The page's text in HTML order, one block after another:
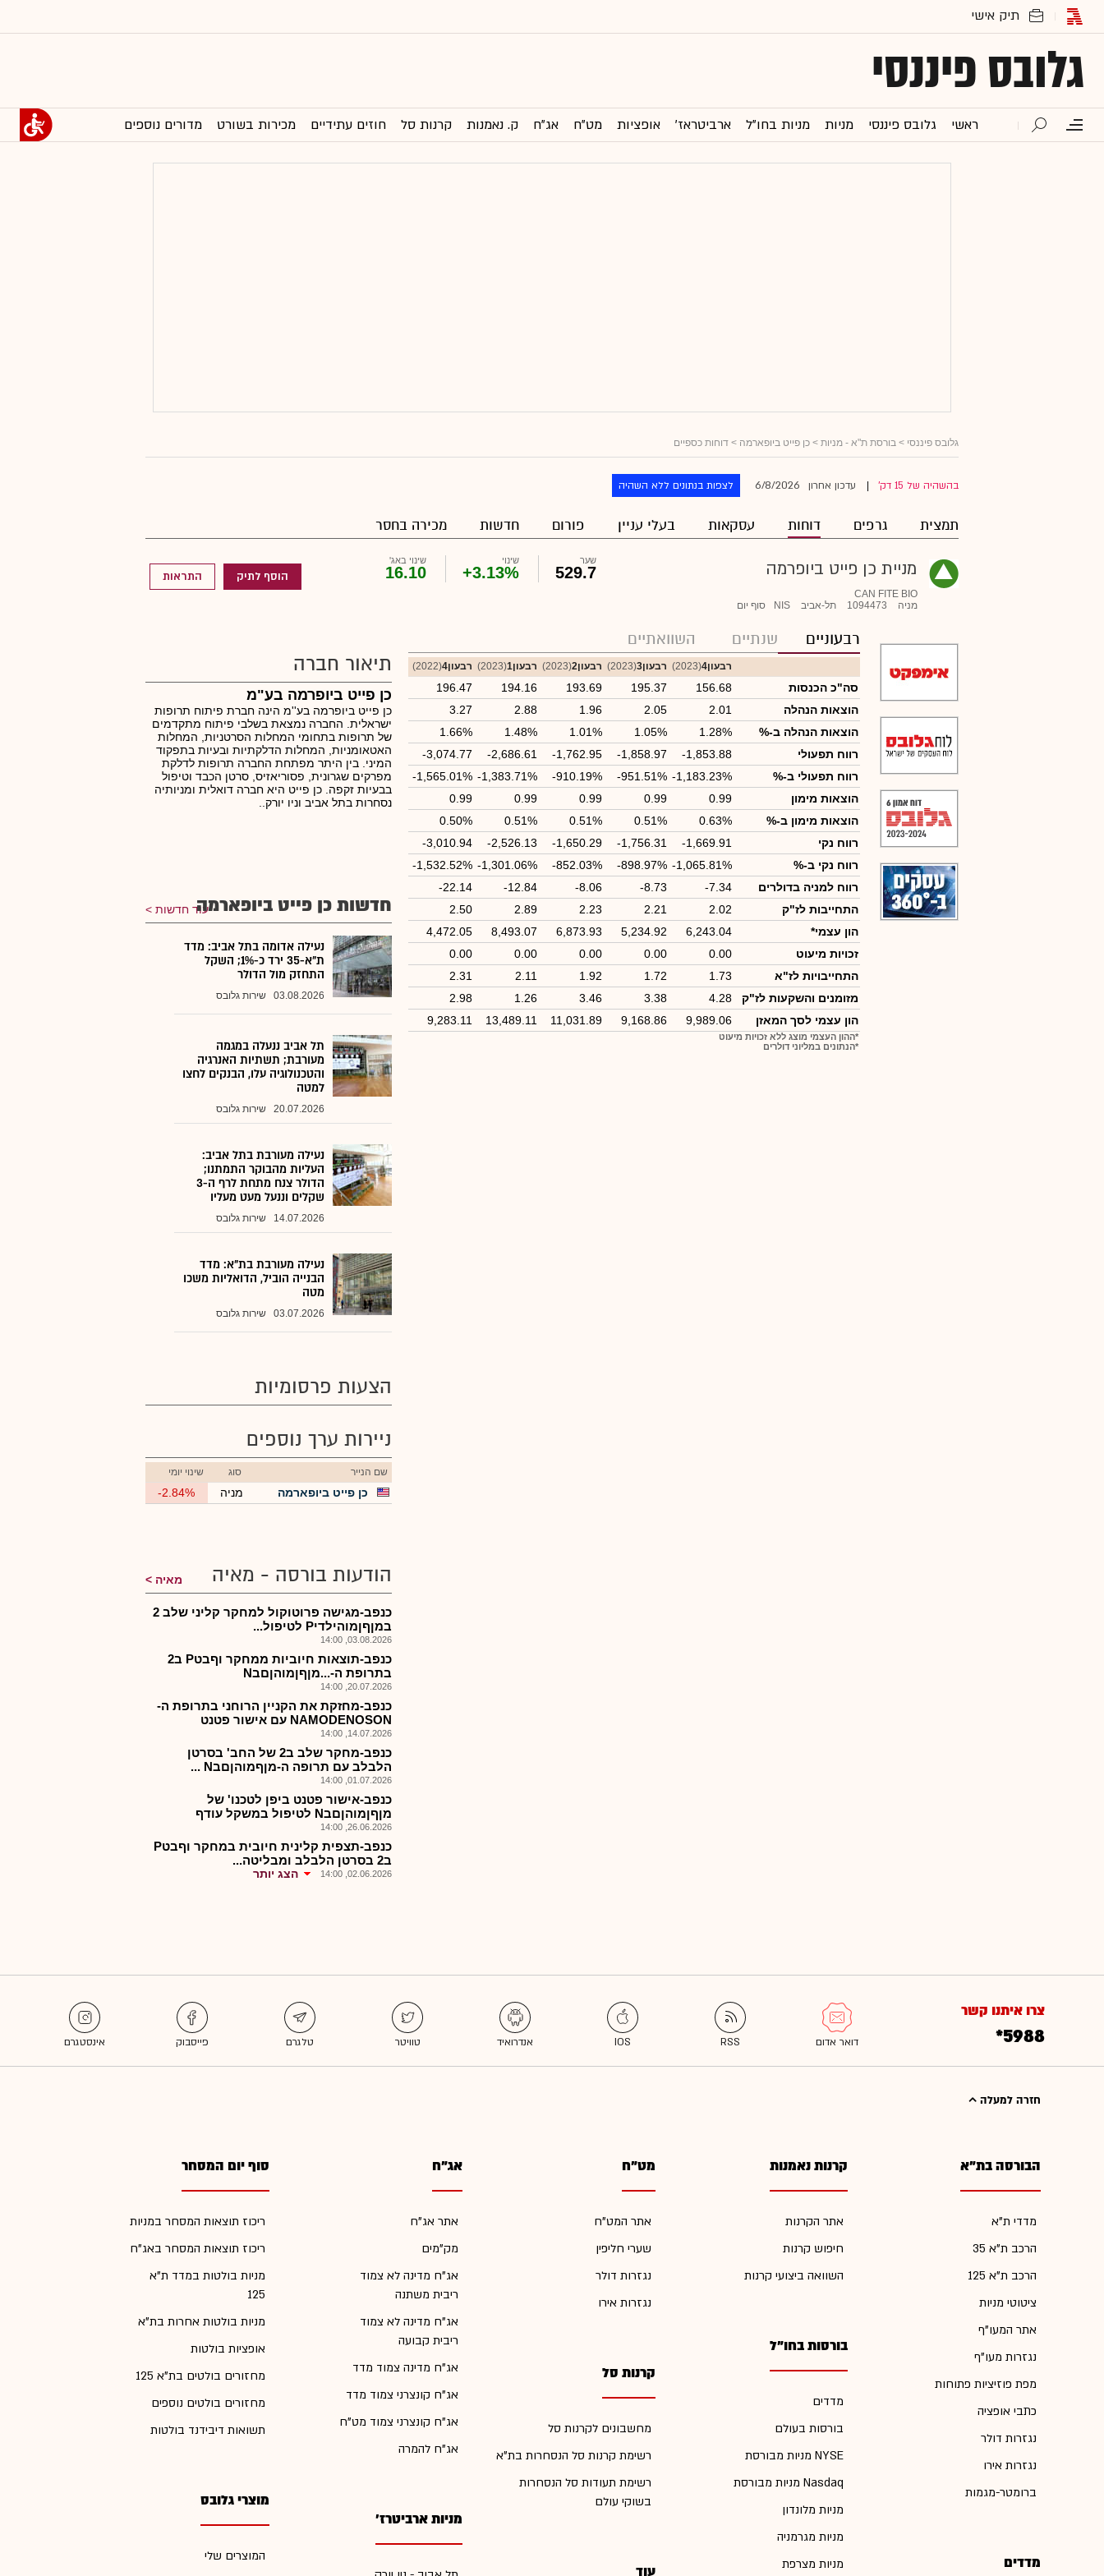
גלובס פיננסי
ראשי גלובס פיננסי מניות מניות בחו"ל ארביטראז' אופציות מט"ח אג"ח ק. נאמנות קרנות סל חוזים עתידיים מכירות בשורט מדורים נוספים
גלובס פיננסי > בורסת ת"א - מניות > כן פייט ביופארמה > דוחות כספיים
בהשהיה של 15 דק' עדכון אחרון 6/8/2026 לצפות בנתונים ללא השהיה
תמצית גרפים דוחות עסקאות בעלי עניין פורום חדשות מכירה בחסר
מניית כן פייט ביופרמה
CAN FITE BIO
מניה
1094473 תל-אביב NIS סוף יום
שער
529.7
שינוי
+3.13%
שינוי באג'
16.10 הוסף לתיק התראות
רבעוניים שנתיים השוואתיים
רבעון4 (2023) רבעון3 (2023) רבעון2 (2023) רבעון1 (2023) רבעון4 (2022)
סה"כ הכנסות 156.68
195.37
193.69
194.16
196.47
הוצאות הנהלה
2.01
2.05
1.96
2.88
3.27
הוצאות הנהלה ב-%
1.28%
1.05%
1.01%
1.48%
1.66%
רווח תפעולי
-1,853.88
-1,858.97
-1,762.95
-2,686.61
-3,074.77
רווח תפעולי ב-%
-1,183.23%
-951.51%
-910.19%
-1,383.71%
-1,565.01%
הוצאות מימון
0.99
0.99
0.99
0.99
0.99
הוצאות מימון ב-%
0.63%
0.51%
0.51%
0.51%
0.50%
רווח נקי
-1,669.91
-1,756.31
-1,650.29
-2,526.13
-3,010.94
רווח נקי ב-%
-1,065.81%
-898.97%
-852.03%
-1,301.06%
-1,532.52%
רווח למניה בדולרים
-7.34
-8.73
-8.06
-12.84
-22.14
התחייבות לז"ק
2.02
2.21
2.23
2.89
2.50
הון עצמי*
6,243.04
5,234.92
6,873.93
8,493.07
4,472.05
זכויות מיעוט
0.00
0.00
0.00
0.00
0.00
התחייבויות לז"א
1.73
1.72
1.92
2.11
2.31
מזומנים והשקעות לז"ק
4.28
3.38
3.46
1.26
2.98
הון עצמי לסך המאזן
9,989.06
9,168.86
11,031.89
13,489.11
9,283.11
*ההון העצמי מוצג ללא זכויות מיעוט
*הנתונים במליוני דולרים
תיאור חברה
כן פייט ביופרמה בע"מ
כן פייט ביופרמה בע''מ הינה חברת פיתוח תרופות
ישראלית. החברה נמצאת בשלבי פיתוח מתקדמים
של תרופות בתחומי המחלות הסרטניות, המחלות
האטאומניות, המחלות הדלקתיות ובעיות בתפקוד
המיני. בין היתר מפתחת החברה תרופות לדלקת
מפרקים שגרונית, פסוריאזיס, סרטן הכבד וטיפול
בבעיות זקפה. כן פייט היא חברה דואלית ומניותיה
נסחרות בתל אביב וניו יורק..
חדשות כן פייט ביופארמהעוד חדשות
נעילה אדומה בתל אביב: מדד
ת"א-35 ירד כ-1%; השקל
התחזק מול הדולר
03.08.2026 שירות גלובס
תל אביב ננעלה במגמה
מעורבת; תשתיות האנרגיה
והטכנולוגיה עלו, הבנקים לחצו
למטה
20.07.2026 שירות גלובס
נעילה מעורבת בתל אביב:
העליות מהבוקר התמתנו;
הדולר צנח מתחת לרף ה-3
שקלים וננעל מעט מעליו
14.07.2026 שירות גלובס
נעילה מעורבת בת"א: מדד
הבנייה הוביל, הדואליות משכו
מטה
03.07.2026 שירות גלובס
הצעות פרסומיות
ניירות ערך נוספים
שם הנייר סוג שינוי יומי
כן פייט ביופארמה מניה -2.84%
הודעות בורסה - מאיה מאיה
כנפב-מגישה פרוטוקול למחקר קליני שלב 2
במןףןמוהילדיP לטיפול...
03.08.2026, 14:00
כנפב-תוצאות חיוביות ממחקר וףבטP ב2
בתרופת ה-...מןףןמוהןםבN
20.07.2026, 14:00
כנפב-מחזקת את הקניין הרוחני בתרופת ה-
NAMODENOSON עם אישור פטנט
14.07.2026, 14:00
כנפב-מחקר שלב ב2 של החב' בסרטן
הלבלב עם תרופה ה-מןףמוהןםבN ...
01.07.2026, 14:00
כנפב-אישור פטנט ביפן לטכנו' של
מןףןמוהןםבN לטיפול במשקל עודף
26.06.2026, 14:00
כנפב-תצפית קלינית חיובית במחקר וףבטP
ב2 בסרטן הלבלב ומבליטה...
02.06.2026, 14:00 הצג יותר
צרו איתנו קשר
*5988
חזרה למעלה
הבורסה בת"א
מדדי ת"א
הרכב ת"א 35
הרכב ת"א 125
ציטוטי מניות
אתר המעו"ף
נגזרות מעו"ף
מפת פוזיציות פתוחות
כתבי אופציה
נגזרות דולר
נגזרות אירו
ברומטר-מגמות
מדדים
קרנות נאמנות
אתר הקרנות
חיפוש קרנות
השוואה ביצועי קרנות
בורסות בחו"ל
מדדים
בורסות בעולם
מניות מבורסת NYSE
מניות מבורסת Nasdaq
מניות מלונדון
מניות מגרמניה
מניות מצרפת
מט"ח
אתר המט"ח
שערי חליפין
נגזרות דולר
נגזרות אירו
קרנות סל
מחשבונים לקרנות סל
רשימת קרנות סל הנסחרות בת"א
רשימת תעודות סל הנסחרות
בשוקי עולם
עוד
אג"ח
אתר אג"ח
מק"מים
אג"ח מדינה לא צמוד
ריבית משתנה
אג"ח מדינה לא צמוד
ריבית קבועה
אג"ח מדינה צמוד מדד
אג"ח קונצרני צמוד מדד
אג"ח קונצרני צמוד מט"ח
אג"ח להמרה
מניות ארביטרז'
סוף יום המסחר
ריכוז תוצאות המסחר במניות
ריכוז תוצאות המסחר באג"ח
מניות בולטות במדד ת"א
125
מניות בולטות אחרות בת"א
אופציות בולטות
מחזורים בולטים בת"א 125
מחזורים בולטים נוספים
תשואות דיבידנד בולטות
מוצרי גלובס
המוצרים שלי